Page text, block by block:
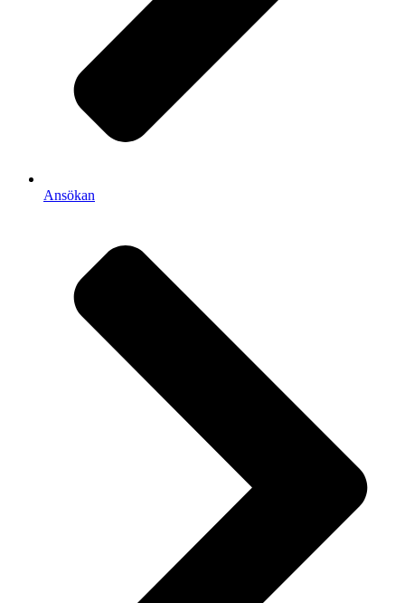
Ansökan